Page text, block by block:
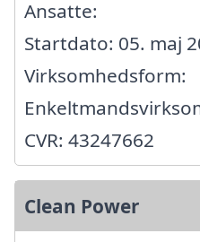
Ansatte:
Startdato: 05. maj
Virksomhedsform:
CVR: 43247662
Clean Power